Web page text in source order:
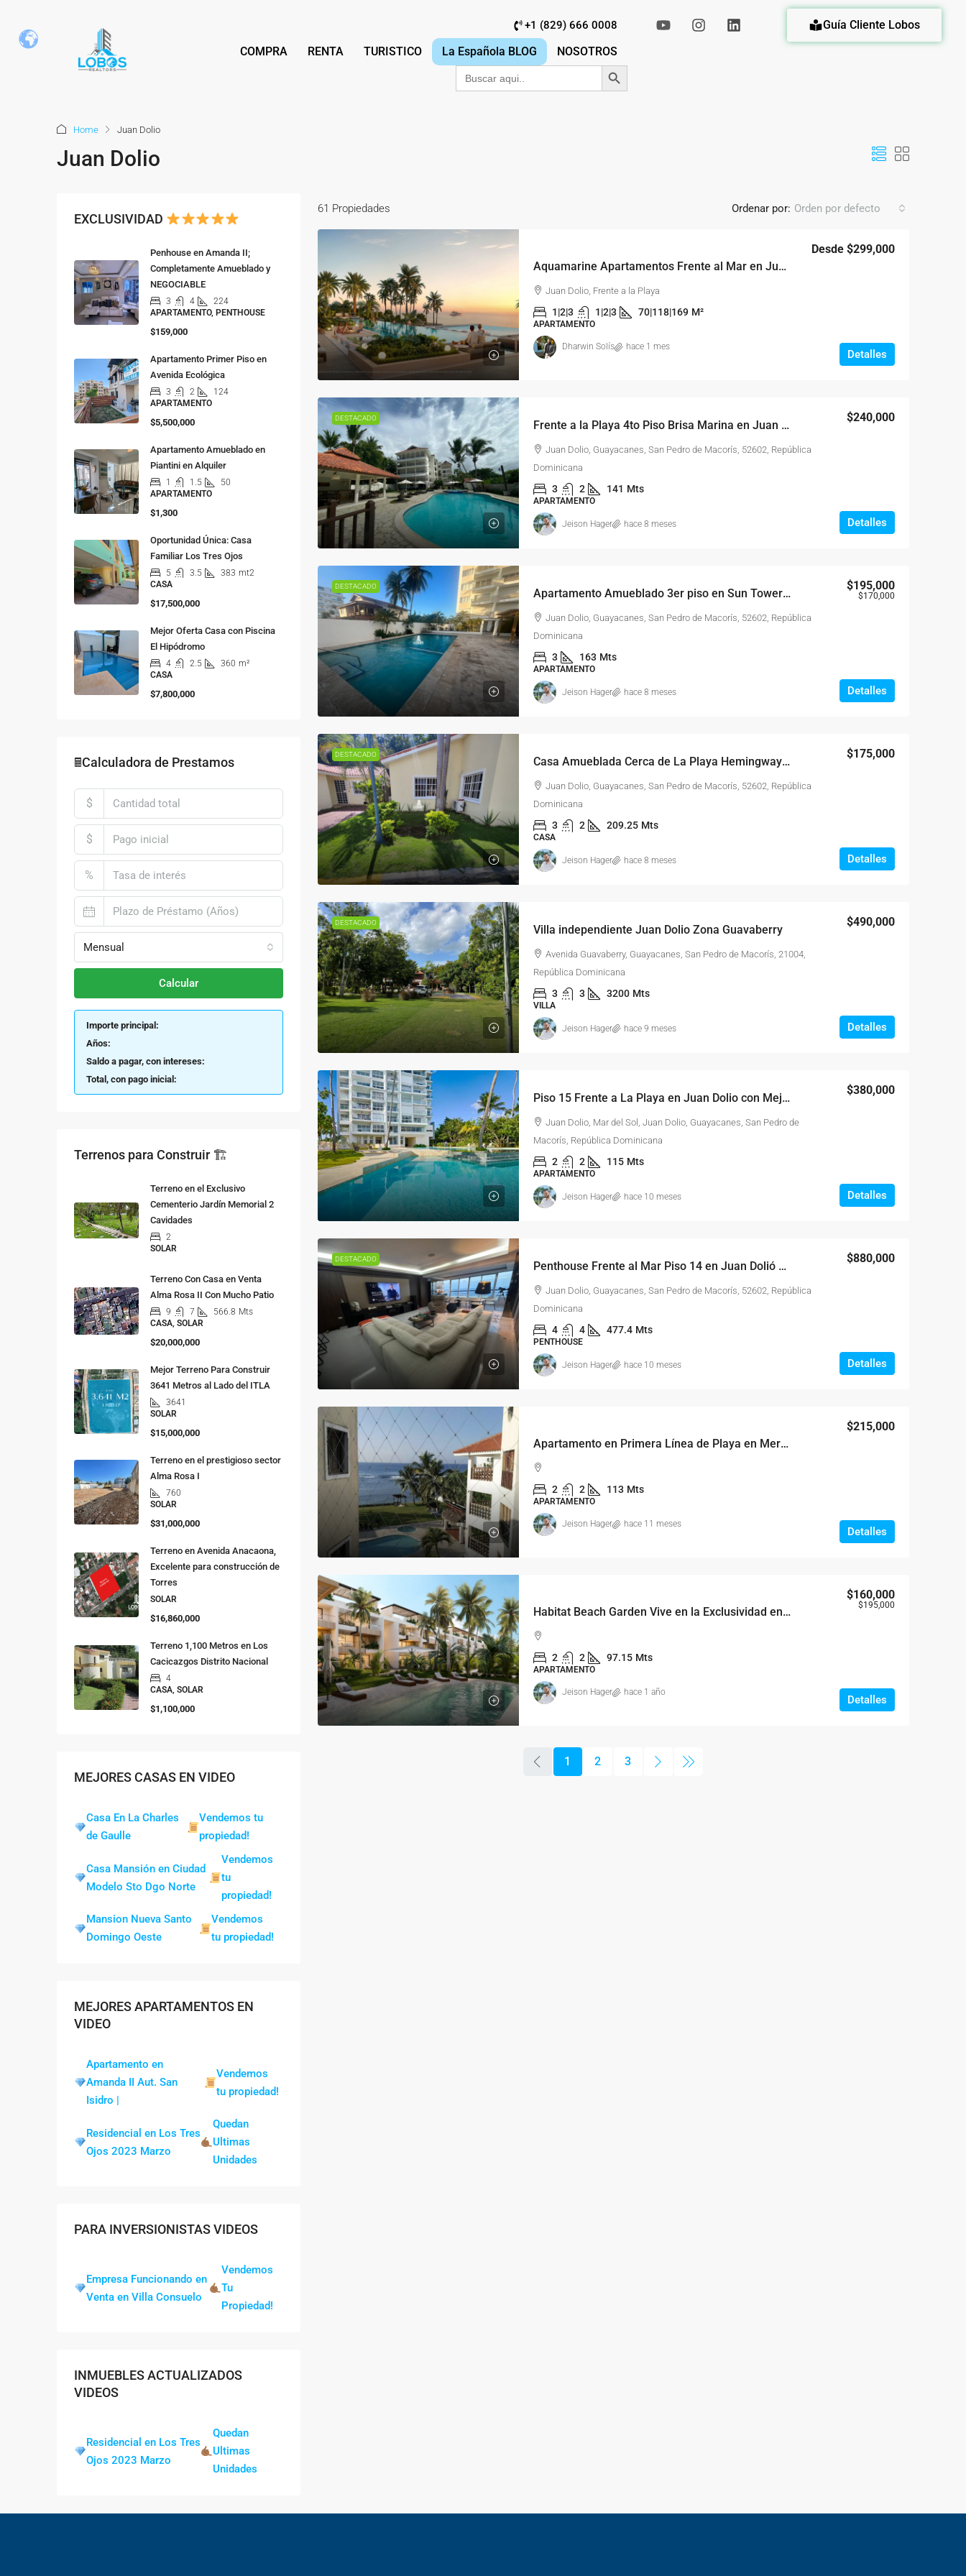
+1 (829) 666 0008
Guía Cliente Lobos
COMPRA
RENTA TURISTICO La Española BLOG
NOSOTROS
Buscar:
Botón de búsqueda
Home Juan Dolio
Juan Dolio
61 Propiedades Ordenar por: Orden por defecto
Aquamarine Apartamentos Frente al Mar en Juan Dolio
Desde $299,000
Juan Dolio, Frente a la Playa
1|2|3 1|2|3 70|118|169 M²
APARTAMENTO
Detalles
Dharwin Solís hace 1 mes
DESTACADO
Frente a la Playa 4to Piso Brisa Marina en Juan Dolio
$240,000
Juan Dolio, Guayacanes, San Pedro de Macorís, 52602, República
Dominicana
3 2 141 Mts
APARTAMENTO
Detalles
Jeison Hager hace 8 meses
DESTACADO
Apartamento Amueblado 3er piso en Sun Tower Juan Dolio
$195,000
$170,000
Juan Dolio, Guayacanes, San Pedro de Macorís, 52602, República
Dominicana
3 163 Mts
APARTAMENTO
Detalles
Jeison Hager hace 8 meses
DESTACADO
Casa Amueblada Cerca de La Playa Hemingway Juan Dolio
$175,000
Juan Dolio, Guayacanes, San Pedro de Macorís, 52602, República
Dominicana
3 2 209.25 Mts
CASA
Detalles
Jeison Hager hace 8 meses
DESTACADO
Villa independiente Juan Dolio Zona Guavaberry
$490,000
Avenida Guavaberry, Guayacanes, San Pedro de Macorís, 21004,
República Dominicana
3 3 3200 Mts
VILLA
Detalles
Jeison Hager hace 9 meses
Piso 15 Frente a La Playa en Juan Dolio con Mejor Vista del Caribe
$380,000
Juan Dolio, Mar del Sol, Juan Dolio, Guayacanes, San Pedro de
Macorís, República Dominicana
2 2 115 Mts
APARTAMENTO
Detalles
Jeison Hager hace 10 meses
DESTACADO
Penthouse Frente al Mar Piso 14 en Juan Dolió Las Olas
$880,000
Juan Dolio, Guayacanes, San Pedro de Macorís, 52602, República
Dominicana
4 4 477.4 Mts
PENTHOUSE
Detalles
Jeison Hager hace 10 meses
Apartamento en Primera Línea de Playa en Merechiaro Juan Dolio
$215,000
2 2 113 Mts
APARTAMENTO
Detalles
Jeison Hager hace 11 meses
Habitat Beach Garden Vive en la Exclusividad en Juan Dolio
$160,000
$195,000
2 2 97.15 Mts
APARTAMENTO
Detalles
Jeison Hager hace 1 año
1 2 3
EXCLUSIVIDAD
Penhouse en Amanda II;
Completamente Amueblado y
NEGOCIABLE
3 4
224
APARTAMENTO, PENTHOUSE
$159,000
Apartamento Primer Piso en
Avenida Ecológica
3 2
124
APARTAMENTO
$5,500,000
Apartamento Amueblado en
Piantini en Alquiler
1 1.5
50
APARTAMENTO
$1,300
Oportunidad Única: Casa
Familiar Los Tres Ojos
5 3.5 383 mt2
CASA
$17,500,000
Mejor Oferta Casa con Piscina
El Hipódromo
4 2.5 360 m²
CASA
$7,800,000
🖩Calculadora de Prestamos
$
$
%
Mensual
Calcular
Importe principal:
Años:
Saldo a pagar, con intereses:
Total, con pago inicial:
Terrenos para Construir 🏗
Terreno en el Exclusivo
Cementerio Jardín Memorial 2
Cavidades
2
SOLAR
Terreno Con Casa en Venta
Alma Rosa II Con Mucho Patio
9 7 566.8 Mts
CASA, SOLAR
$20,000,000
Mejor Terreno Para Construir
3641 Metros al Lado del ITLA
3641
SOLAR
$15,000,000
Terreno en el prestigioso sector
Alma Rosa I
760
SOLAR
$31,000,000
Terreno en Avenida Anacaona,
Excelente para construcción de
Torres
SOLAR
$16,860,000
Terreno 1,100 Metros en Los
Cacicazgos Distrito Nacional
4
CASA, SOLAR
$1,100,000
MEJORES CASAS EN VIDEO
Casa En La Charles
de Gaulle
Vendemos tu
propiedad!
Casa Mansión en Ciudad
Modelo Sto Dgo Norte
Vendemos
tu
propiedad!
Mansion Nueva Santo
Domingo Oeste
Vendemos
tu propiedad!
MEJORES APARTAMENTOS EN
VIDEO
Apartamento en
Amanda II Aut. San
Isidro |
Vendemos
tu propiedad!
Residencial en Los Tres
Ojos 2023 Marzo
Quedan
Ultimas
Unidades
PARA INVERSIONISTAS VIDEOS
Empresa Funcionando en
Venta en Villa Consuelo
Vendemos
Tu
Propiedad!
INMUEBLES ACTUALIZADOS
VIDEOS
Residencial en Los Tres
Ojos 2023 Marzo
Quedan
Ultimas
Unidades